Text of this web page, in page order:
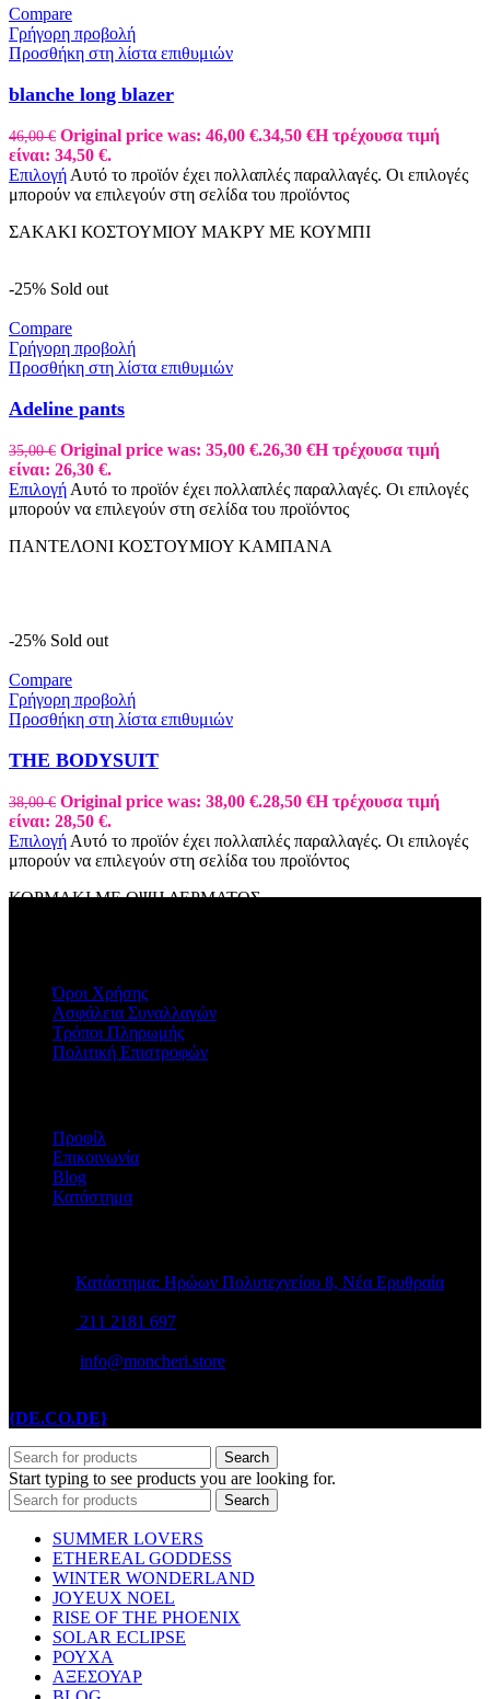
Compare
Γρήγορη προβολή
Προσθήκη στη λίστα επιθυμιών
blanche long blazer
46,00€ Original price was: 46,00 €.34,50 €Η τρέχουσα τιμή
είναι: 34,50 €.
Επιλογή Αυτό το προϊόν έχει πολλαπλές παραλλαγές. Οι επιλογές
μπορούν να επιλεγούν στη σελίδα του προϊόντος
ΣΑΚΑΚΙ ΚΟΣΤΟΥΜΙΟΥ ΜΑΚΡΥ ΜΕ ΚΟΥΜΠΙ
-25% Sold out
Compare
Γρήγορη προβολή
Προσθήκη στη λίστα επιθυμιών
Adeline pants
35,00€ Original price was: 35,00 €.26,30 €Η τρέχουσα τιμή
είναι: 26,30 €.
Επιλογή Αυτό το προϊόν έχει πολλαπλές παραλλαγές. Οι επιλογές
μπορούν να επιλεγούν στη σελίδα του προϊόντος
ΠΑΝΤΕΛΟΝΙ ΚΟΣΤΟΥΜΙΟΥ ΚΑΜΠΑΝΑ
-25% Sold out
Compare
Γρήγορη προβολή
Προσθήκη στη λίστα επιθυμιών
ΤΗΕ ΒΟDYSUIT
38,00€ Original price was: 38,00 €.28,50 €Η τρέχουσα τιμή
είναι: 28,50 €.
Επιλογή Αυτό το προϊόν έχει πολλαπλές παραλλαγές. Οι επιλογές
μπορούν να επιλεγούν στη σελίδα του προϊόντος
ΚΟΡΜΑΚΙ ΜΕ ΟΨΗ ΔΕΡΜΑΤΟΣ
Όροι Χρήσης
Ασφάλεια Συναλλαγών
Τρόποι Πληρωμής
Πολιτική Επιστροφών
Προφίλ
Επικοινωνία
Blog
Κατάστημα
Κατάστημα: Ηρώων Πολυτεχνείου 8, Νέα Ερυθραία
211 2181 697
info@moncheri.store
{DE.CO.DE}
Search
Start typing to see products you are looking for.
Search
SUMMER LOVERS
ETHEREAL GODDESS
WINTER WONDERLAND
JOYEUX NOEL
RISE OF THE PHOENIX
SOLAR ECLIPSE
ΡΟΥΧΑ
ΑΞΕΣΟΥΑΡ